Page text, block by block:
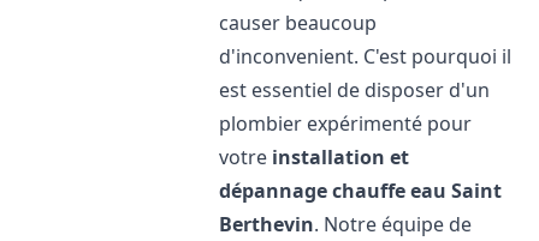
causer beaucoup
d'inconvenient. C'est pourquoi il
est essentiel de disposer d'un
plombier expérimenté pour
votre installation et
dépannage chauffe eau Saint
Berthevin. Notre équipe de